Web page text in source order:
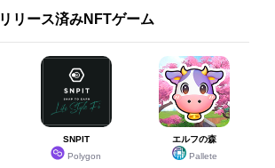
リリース済みNFTゲーム
SNPIT
Polygon
エルフの森
Pallete